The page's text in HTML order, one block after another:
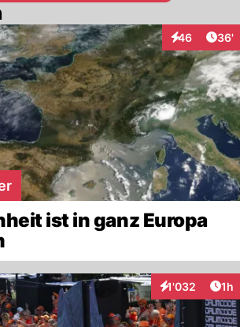
46
Interaktionen
36'
ist in ganz Europa
1'032
Interaktionen1h